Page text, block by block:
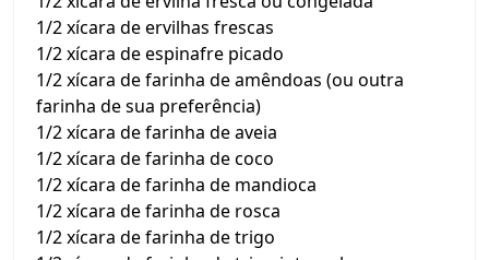
1/2 xícara de ervilhas frescas
1/2 xícara de espinafre picado
1/2 xícara de farinha de amêndoas (ou outra
farinha de sua preferência)
1/2 xícara de farinha de aveia
1/2 xícara de farinha de coco
1/2 xícara de farinha de mandioca
1/2 xícara de farinha de rosca
1/2 xícara de farinha de trigo